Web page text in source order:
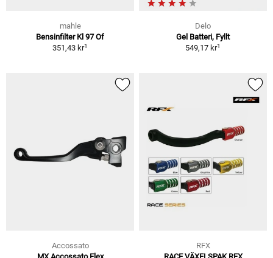
mahle
Bensinfilter Kl 97 Of
351,43 kr1
Delo
Gel Batteri, Fyllt
549,17 kr1
Accossato
RFX